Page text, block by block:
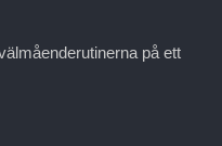
på ett